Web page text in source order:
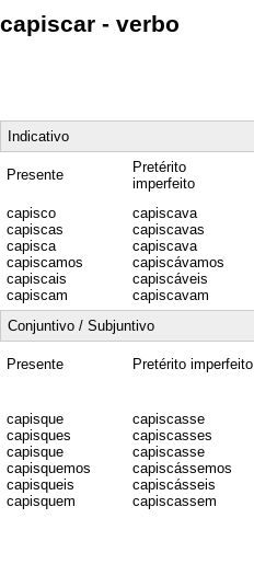
capiscar - verbo
Indicativo
Presente
Pretérito
imperfeito
capisco
capiscas
capisca
capiscamos
capiscais
capiscam
capiscava
capiscavas
capiscava
capiscávamos
capiscáveis
capiscavam
Conjuntivo / Subjuntivo
Presente Pretérito imperfeito
capisque
capisques
capisque
capisquemos
capisqueis
capisquem
capiscasse
capiscasses
capiscasse
capiscássemos
capiscásseis
capiscassem